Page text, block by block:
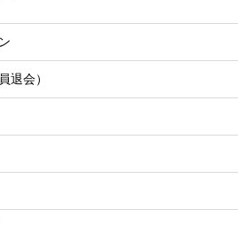
退会）